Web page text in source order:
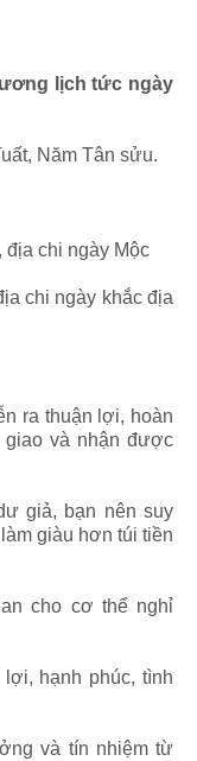
lịch tức ngày
Năm Tân sửu.
địa chi ngày Mộc
chi ngày khắc địa
ra thuận lợi, hoàn
giao và nhận được
giả, bạn nên suy
giàu hơn túi tiền
cho cơ thể nghỉ
hạnh phúc, tình
và tín nhiệm từ